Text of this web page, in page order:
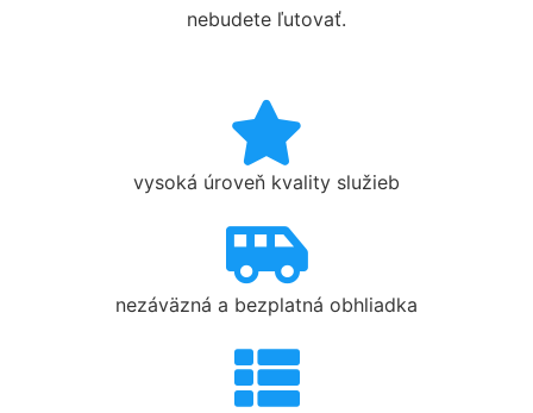
nebudete ľutovať.
vysoká úroveň kvality služieb
nezáväzná a bezplatná obhliadka